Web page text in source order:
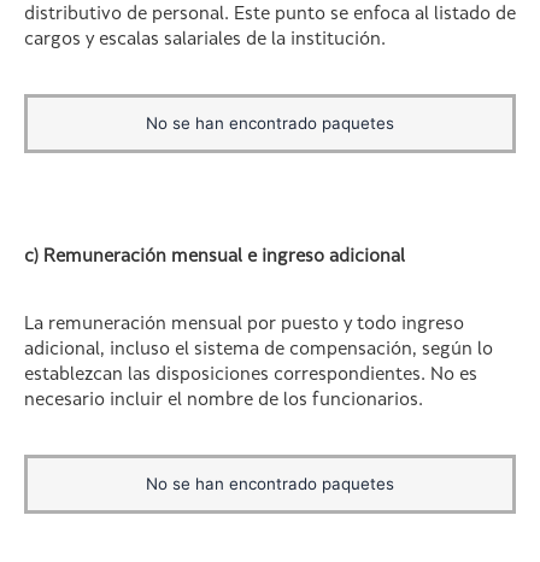
distributivo de personal. Este punto se enfoca al listado de
cargos y escalas salariales de la institución.
No se han encontrado paquetes
c) Remuneración mensual e ingreso adicional
La remuneración mensual por puesto y todo ingreso
adicional, incluso el sistema de compensación, según lo
establezcan las disposiciones correspondientes. No es
necesario incluir el nombre de los funcionarios.
No se han encontrado paquetes